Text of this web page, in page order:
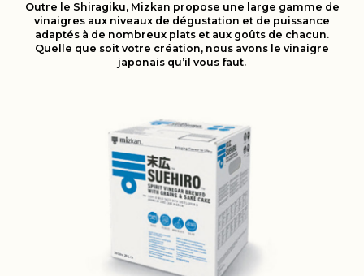
Outre le Shiragiku, Mizkan propose une large gamme de
vinaigres aux niveaux de dégustation et de puissance
adaptés à de nombreux plats et aux goûts de chacun.
Quelle que soit votre création, nous avons le vinaigre
japonais qu’il vous faut.